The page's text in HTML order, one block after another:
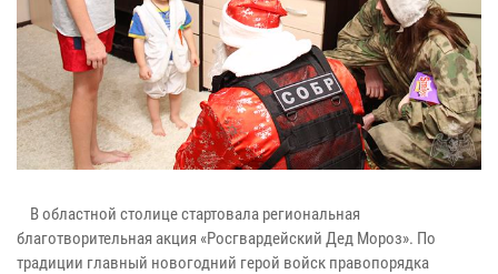
В областной столице стартовала региональная
благотворительная акция «Росгвардейский Дед Мороз». По
традиции главный новогодний герой войск правопорядка